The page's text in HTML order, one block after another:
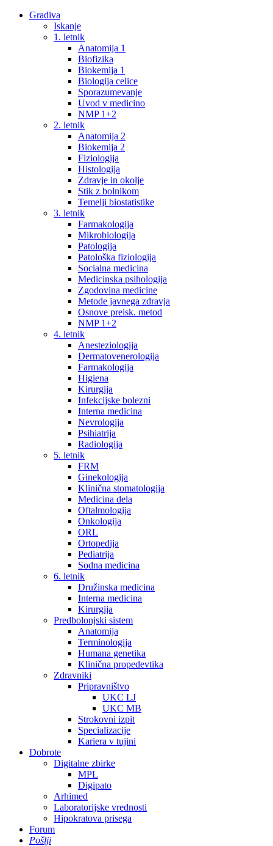
Gradiva
Iskanje
1. letnik
Anatomija 1
Biofizika
Biokemija 1
Biologija celice
Sporazumevanje
Uvod v medicino
NMP 1+2
2. letnik
Anatomija 2
Biokemija 2
Fiziologija
Histologija
Zdravje in okolje
Stik z bolnikom
Temelji biostatistike
3. letnik
Farmakologija
Mikrobiologija
Patologija
Patološka fiziologija
Socialna medicina
Medicinska psihologija
Zgodovina medicine
Metode javnega zdravja
Osnove preisk. metod
NMP 1+2
4. letnik
Anesteziologija
Dermatovenerologija
Farmakologija
Higiena
Kirurgija
Infekcijske bolezni
Interna medicina
Nevrologija
Psihiatrija
Radiologija
5. letnik
FRM
Ginekologija
Klinična stomatologija
Medicina dela
Oftalmologija
Onkologija
ORL
Ortopedija
Pediatrija
Sodna medicina
6. letnik
Družinska medicina
Interna medicina
Kirurgija
Predbolonjski sistem
Anatomija
Terminologija
Humana genetika
Klinična propedevtika
Zdravniki
Pripravništvo
UKC LJ
UKC MB
Strokovni izpit
Specializacije
Kariera v tujini
Dobrote
Digitalne zbirke
MPL
Digipato
Arhimed
Laboratorijske vrednosti
Hipokratova prisega
Forum
Pošlji